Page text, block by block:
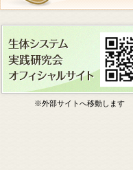
※外部サイトへ移動します